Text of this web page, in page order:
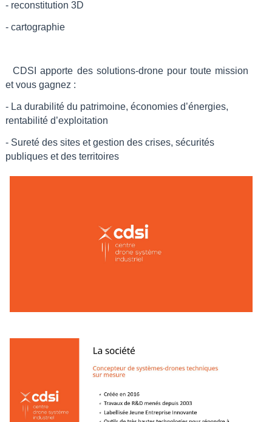
- reconstitution 3D
- cartographie
CDSI apporte des solutions-drone pour toute mission
et vous gagnez :
- La durabilité du patrimoine, économies d’énergies,
rentabilité d’exploitation
- Sureté des sites et gestion des crises, sécurités
publiques et des territoires